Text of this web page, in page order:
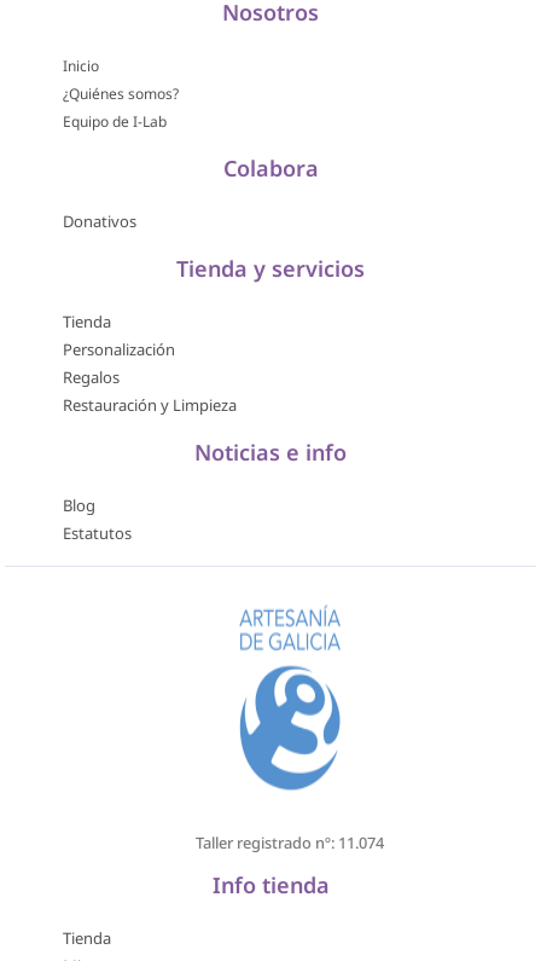
Nosotros
Inicio
¿Quiénes somos?
Equipo de I-Lab
Colabora
Donativos
Tienda y servicios
Tienda
Personalización
Regalos
Restauración y Limpieza
Noticias e info
Blog
Estatutos
Taller registrado nº: 11.074
Info tienda
Tienda